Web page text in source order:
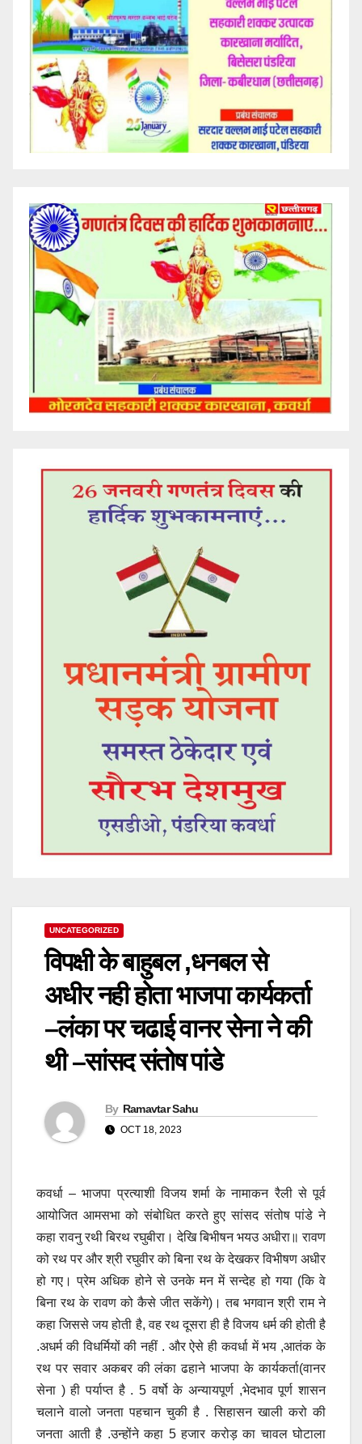
UNCATEGORIZED
विपक्षी के बाहुबल ,धनबल से
अधीर नही होता भाजपा कार्यकर्ता
–लंका पर चढाई वानर सेना ने की
थी –सांसद संतोष पांडे
By Ramavtar Sahu
OCT 18, 2023
कवर्धा – भाजपा प्रत्याशी विजय शर्मा के नामाकन रैली से पूर्व
आयोजित आमसभा को संबोधित करते हुए सांसद संतोष पांडे ने
कहा रावनु रथी बिरथ रघुबीरा। देखि बिभीषन भयउ अधीरा॥ रावण
को रथ पर और श्री रघुवीर को बिना रथ के देखकर विभीषण अधीर
हो गए। प्रेम अधिक होने से उनके मन में सन्देह हो गया (कि वे
बिना रथ के रावण को कैसे जीत सकेंगे)। तब भगवान श्री राम ने
कहा जिससे जय होती है, वह रथ दूसरा ही है विजय धर्म की होती है
.अधर्म की विधर्मियों की नहीं . और ऐसे ही कवर्धा में भय ,आतंक के
रथ पर सवार अकबर की लंका ढहाने भाजपा के कार्यकर्ता(वानर
सेना ) ही पर्याप्त है . 5 वर्षो के अन्यायपूर्ण ,भेदभाव पूर्ण शासन
चलाने वालो जनता पहचान चुकी है . सिहासन खाली करो की
जनता आती है .उन्होंने कहा 5 हजार करोड़ का चावल घोटाला